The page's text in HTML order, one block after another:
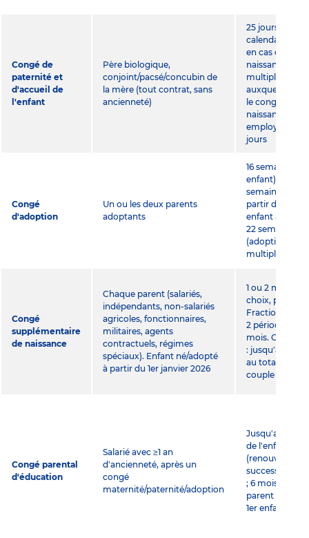
Congé de
paternité et
d'accueil de
l'enfant
Père biologique,
conjoint/pacsé/concubin de
la mère (tout contrat, sans
ancienneté)
25 jours
calendaires (32
en cas de
naissances
multiples),
auxquels
le congé de
naissance
employeur de
jours
Congé
d'adoption
Un ou les deux parents
adoptants
16 semaines (1
enfant), 18
semaines (à
partir du 3e
enfant à
22 semaines
(adoptions
multiples)
Congé
supplémentaire
de naissance
Chaque parent (salariés,
indépendants, non-salariés
agricoles, fonctionnaires,
militaires, agents
contractuels, régimes
spéciaux). Enfant né/adopté
à partir du 1er janvier 2026
1 ou 2 mois au
choix, par
Fractionnable
2 périodes d'1
mois.
: jusqu'à 4
au total pour le
couple
Congé parental
d'éducation
Salarié avec ≥1 an
d'ancienneté, après un
congé
maternité/paternité/adoption
Jusqu'aux 3
de l'enfant
successifs d'1
; 6 mois par
parent pour un
1er enfant